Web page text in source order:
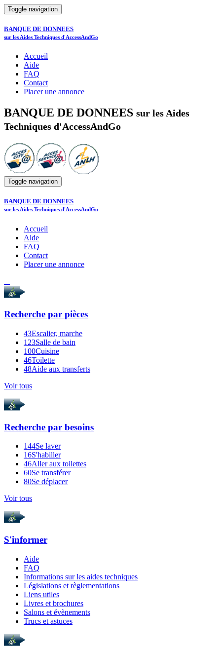
Toggle navigation
BANQUE DE DONNEES
sur les Aides Techniques d'AccessAndGo
Accueil
Aide
FAQ
Contact
Placer une annonce
BANQUE DE DONNEES sur les Aides
Techniques d'AccessAndGo
Toggle navigation
BANQUE DE DONNEES
sur les Aides Techniques d'AccessAndGo
Accueil
Aide
FAQ
Contact
Placer une annonce
Recherche par pièces
43Escalier, marche
123Salle de bain
100Cuisine
46Toilette
48Aide aux transferts
Voir tous
Recherche par besoins
144Se laver
16S'habiller
46Aller aux toilettes
60Se transférer
80Se déplacer
Voir tous
S'informer
Aide
FAQ
Informations sur les aides techniques
Législations et règlementations
Liens utiles
Livres et brochures
Salons et évènements
Trucs et astuces